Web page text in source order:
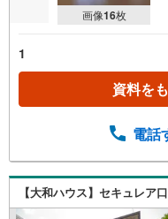
画像16枚
1
資料を
電話
【大和ハウス】セキュレア